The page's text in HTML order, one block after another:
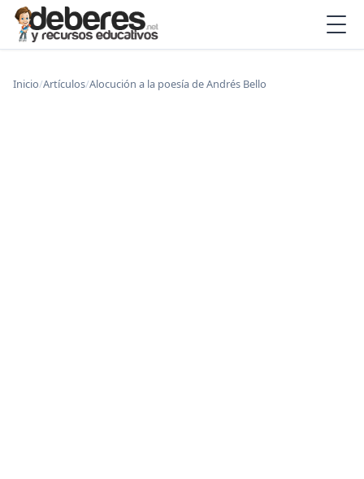
Inicio/Artículos/Alocución a la poesía de Andrés Bello